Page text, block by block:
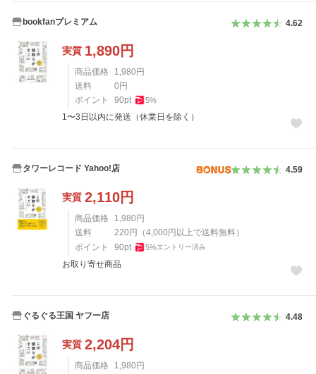
bookfanプレミアム 4.62
実質 1,890円
商品価格 1,980 円
送料
0 円
ポイント
90pt 5%
1〜3日以内に発送（休業日を除く）
タワーレコード Yahoo!店 4.59
実質 2,110円
商品価格 1,980 円
送料
220 円 （4,000 円以上で送料無料）
ポイント
90pt 5%エントリー済み
お取り寄せ商品
ぐるぐる王国 ヤフー店 4.48
実質 2,204円
商品価格 1,980 円